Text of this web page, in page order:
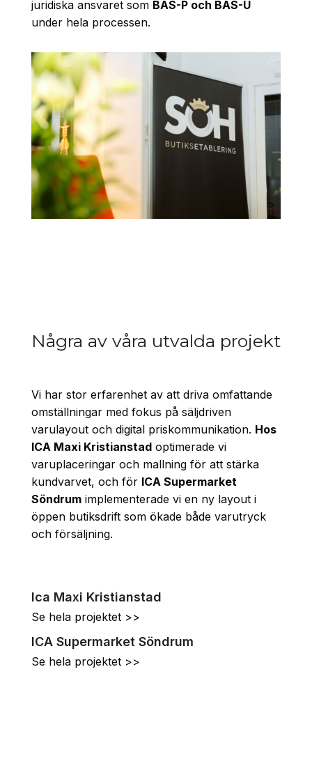
juridiska ansvaret som BAS-P och BAS-U
under hela processen.
Några av våra utvalda projekt
Vi har stor erfarenhet av att driva omfattande
omställningar med fokus på säljdriven
varulayout och digital priskommunikation. Hos
ICA Maxi Kristianstadoptimerade vi
varuplaceringar och mallning för att stärka
kundvarvet, och för ICA Supermarket
Söndrumimplementerade vi en ny layout i
öppen butiksdrift som ökade både varutryck
och försäljning.
Ica Maxi Kristianstad
Se hela projektet >>
ICA Supermarket Söndrum
Se hela projektet >>